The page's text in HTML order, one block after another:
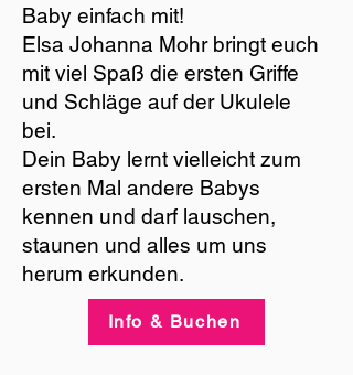
Baby einfach mit!
Elsa Johanna Mohr bringt euch
mit viel Spaß die ersten Griffe
und Schläge auf der Ukulele
bei.
Dein Baby lernt vielleicht zum
ersten Mal andere Babys
kennen und darf lauschen,
staunen und alles um uns
herum erkunden.
Info & Buchen